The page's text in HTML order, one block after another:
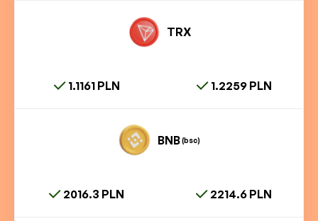
TRX
1.1161 PLN 1.2259 PLN
BNB(bsc)
2016.3 PLN 2214.6 PLN